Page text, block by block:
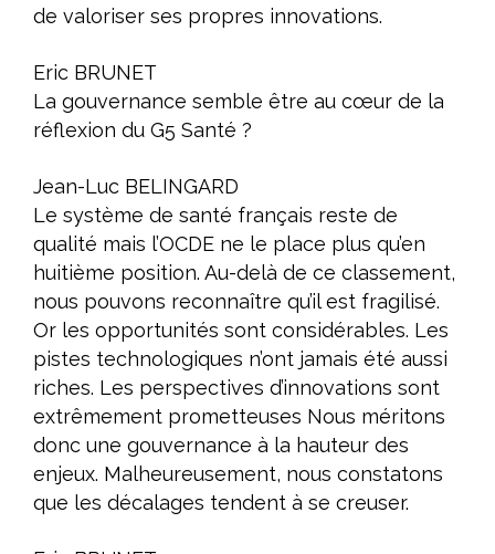
de valoriser ses propres innovations.
Eric BRUNET
La gouvernance semble être au cœur de la
réflexion du G5 Santé ?
Jean-Luc BELINGARD
Le système de santé français reste de
qualité mais l’OCDE ne le place plus qu’en
huitième position. Au-delà de ce classement,
nous pouvons reconnaître qu’il est fragilisé.
Or les opportunités sont considérables. Les
pistes technologiques n’ont jamais été aussi
riches. Les perspectives d’innovations sont
extrêmement prometteuses Nous méritons
donc une gouvernance à la hauteur des
enjeux. Malheureusement, nous constatons
que les décalages tendent à se creuser.